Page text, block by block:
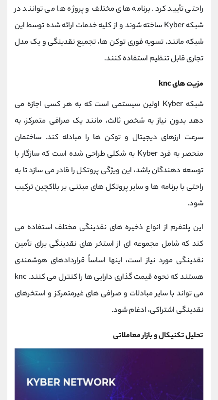
راحتی تأیید کرد. برنامه های مختلف و پروژه ها می توانند در
شبکه Kyber ساخته شوند و از کلیه خدمات ارائه شده توسط این
شبکه مانند، تسویه فوری توکن ها، تجمیع نقدینگی و یک مدل
تجاری قابل تنظیم استفاده کنند.
مزیت های knc
شبکه Kyber اولین سیستمی است که به هر کسی اجازه می
دهد بدون نیاز به شخص ثالث، مانند یک صرافی متمرکز، به
سرعت ارزهای دیجیتال و توکن ها را مبادله کند. ساختمان
منحصر به فرد Kyber به شکلی طراحی شده است که سازگار با
توسعه دهندگان باشد، این ویژگی پروتکل را قادر می سازد تا به
راحتی با برنامه ها و سایر پروتکل های مبتنی بر بلاکچین ترکیب
شود.
این پلتفرم از انواع ذخیره های نقدینگی مختلف استفاده می
کند که شامل مجموعه ای از استخر های نقدینگی برای تأمین
نقدینگی مورد نیاز است، اینها اساساً قراردادهای هوشمندی
هستند که نحوه قیمت گذاری دارایی ها را کنترل می کنند. knc
می تواند با سایر مبادلات و صرافی های غیرمتمرکز و استخرهای
نقدینگی اشتراکی، ادغام شود.
تحلیل تکنیکال و بازار معاملاتی